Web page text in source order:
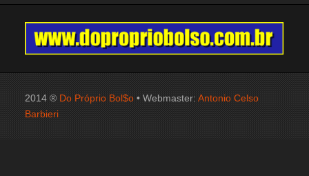
2014 ® Do Próprio Bol$o • Webmaster:Antonio Celso
Barbieri